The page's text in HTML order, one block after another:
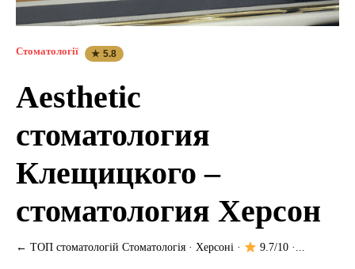
Стоматології ★ 5.8
Aesthetic
стоматология
Клещицкого –
стоматология Херсон
← ТОП стоматологій Стоматологія · Херсоні · 9.7/10 ·...